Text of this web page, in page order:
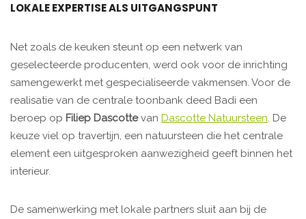
LOKALE EXPERTISE ALS UITGANGSPUNT
Net zoals de keuken steunt op een netwerk van
geselecteerde producenten, werd ook voor de inrichting
samengewerkt met gespecialiseerde vakmensen. Voor de
realisatie van de centrale toonbank deed Badi een
beroep op Filiep Dascottevan Dascotte Natuursteen. De
keuze viel op travertijn, een natuursteen die het centrale
element een uitgesproken aanwezigheid geeft binnen het
interieur.
De samenwerking met lokale partners sluit aan bij de